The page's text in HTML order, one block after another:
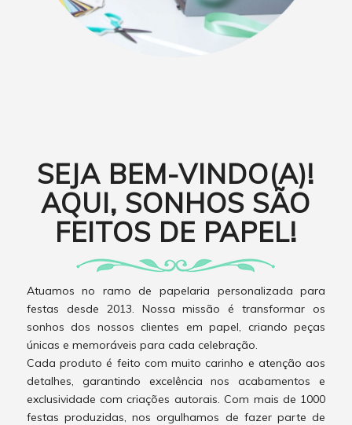
SEJA BEM-VINDO(A)!
AQUI, SONHOS SÃO
FEITOS DE PAPEL!
Atuamos no ramo de papelaria personalizada para
festas desde 2013. Nossa missão é transformar os
sonhos dos nossos clientes em papel, criando peças
únicas e memoráveis para cada celebração.
Cada produto é feito com muito carinho e atenção aos
detalhes, garantindo excelência nos acabamentos e
exclusividade com criações autorais. Com mais de 1000
festas produzidas, nos orgulhamos de fazer parte de